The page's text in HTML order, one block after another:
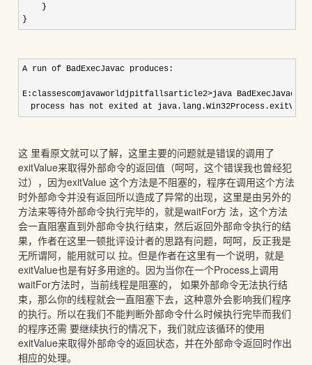
    }
}
A run of BadExecJavac produces:
E:classescomjavaworldjpitfallsarticle2>java BadExecJavac
process has not exited at
这 里看原文就可以了解，这里主要的问题就是错误的调用了
exitValue来取得外部命令的返回值（呵呵，这个错误我也曾经犯
过），因为exitValue 这个方法是不阻塞的，程序在调用这个方法
时外部命令并没有返回所以造成了异常的出现，这里是由另外的
方法来等待外部命令执行完毕的，就是waitFor方 法，这个方法
会一直阻塞直到外部命令执行结束，然后返回外部命令执行的结
果，作者在这里一顿批评设计者的思路有问题，呵呵，反正我是
无所谓阿，能用就可以 拉。但是作者在这里有一个说明，就是
exitValue也是有好多用途的。因为当你在一个Process上调用
waitFor方法时，当前线程是阻塞的， 如果外部命令无法执行结
束，那么你的线程就会一直阻塞下去，这种意外会影响我们程序
的执行。所以在我们不能判断外部命令什么时候执行完毕而我们
的程序还需 要继续执行的情况下，我们就应该循环的使用
exitValue来取得外部命令的返回状态，并在外部命令返回时作出
相应的处理。